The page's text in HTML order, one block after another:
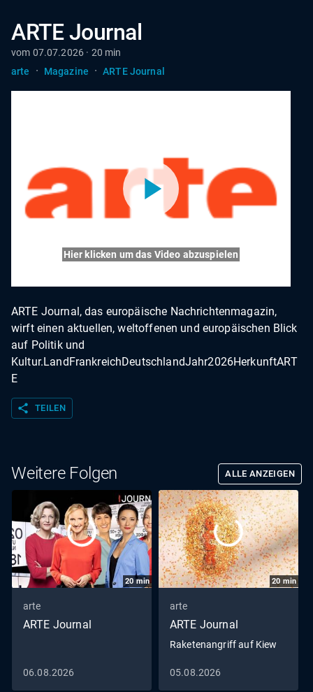
ARTE Journal
vom 07.07.2026 · 20 min
arte
· Magazine · ARTE Journal
Hier klicken um das Video abzuspielen
ARTE Journal, das europäische Nachrichtenmagazin,
wirft einen aktuellen, weltoffenen und europäischen Blick
auf Politik und
Kultur.LandFrankreichDeutschlandJahr2026HerkunftART
E
share TEILEN
Weitere Folgen ALLE ANZEIGEN
20min
arte
ARTE Journal
06.08.2026
20 min
arte
ARTE Journal
Raketenangriff auf Kiew
05.08.2026